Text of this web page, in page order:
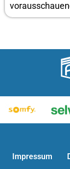
Impressum